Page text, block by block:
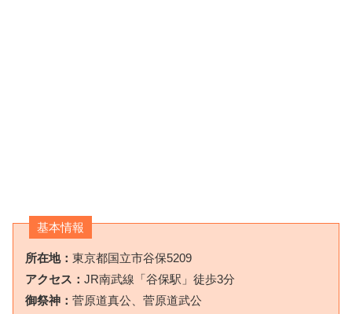
基本情報
所在地： 東京都国立市谷保5209
アクセス： JR南武線「谷保駅」徒歩3分
御祭神： 菅原道真公、菅原道武公